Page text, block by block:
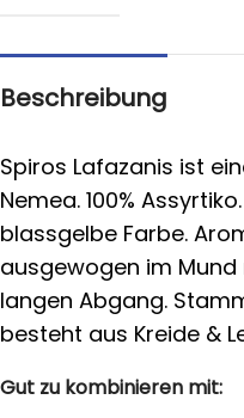
Beschreibung
Spiros Lafazanis ist
Nemea. 100%
blassgelbe Farbe.
ausgewogen im
langen Abgang.
besteht aus Kreide &
Gut zu kombinieren mit: